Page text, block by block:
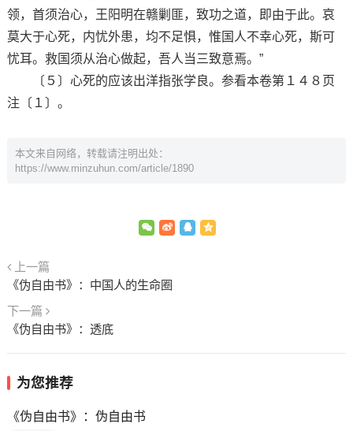
领，首须治心，王阳明在赣剿匪，致功之道，即由于此。哀
莫大于心死，内忧外患，均不足惧，惟国人不幸心死，斯可
忧耳。救国须从治心做起，吾人当三致意焉。”
〔５〕心死的应该出洋指张学良。参看本卷第１４８页
注〔１〕。
本文来自网络，转载请注明出处：
https://www.minzuhun.com/article/1890
上一篇
《伪自由书》：中国人的生命圈
下一篇
《伪自由书》：透底
为您推荐
《伪自由书》：伪自由书